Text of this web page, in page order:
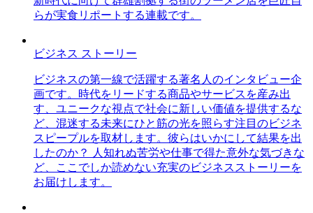
らが実食リポートする連載です。
ビジネス ストーリー
ビジネスの第一線で活躍する著名人のインタビュー企
画です。時代をリードする商品やサービスを産み出
す、ユニークな視点で社会に新しい価値を提供するな
ど、混迷する未来にひと筋の光を照らす注目のビジネ
スピープルを取材します。彼らはいかにして結果を出
したのか？ 人知れぬ苦労や仕事で得た意外な気づきな
ど、ここでしか読めない充実のビジネスストーリーを
お届けします。